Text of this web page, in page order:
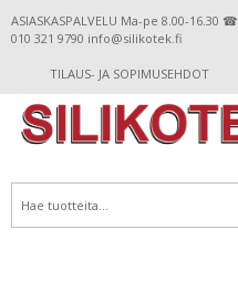
ASIASKASPALVELU Ma-pe 8.00-16.30 ☎
010 321 9790 info@silikotek.fi
TILAUS- JA SOPIMUSEHDOT